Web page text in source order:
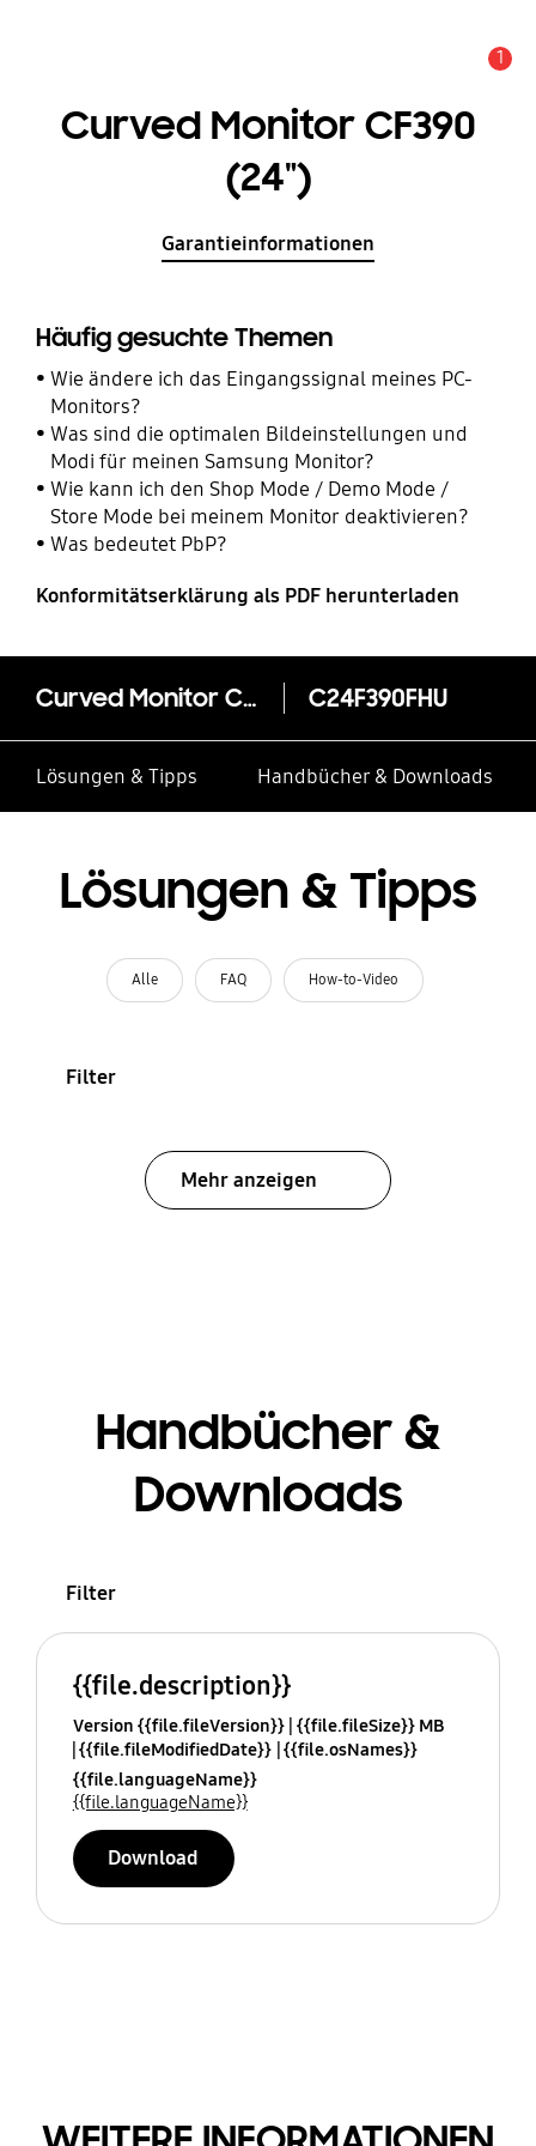
1
Curved Monitor CF390
(24")
Garantieinformationen
Häufig gesuchte Themen
Wie ändere ich das Eingangssignal meines PC-
Monitors?
Was sind die optimalen Bildeinstellungen und
Modi für meinen Samsung Monitor?
Wie kann ich den Shop Mode / Demo Mode /
Store Mode bei meinem Monitor deaktivieren?
Was bedeutet PbP?
Konformitätserklärung als PDF herunterladen
Curved Monitor CF390 (24") C24F390FHU
Lösungen & Tipps Handbücher & Downloads
Lösungen & Tipps
Alle FAQ How-to-Video
Filter
Mehr anzeigen
Handbücher &
Downloads
Filter
{{file.description}}
Version {{file.fileVersion}} {{file.fileSize}} MB
{{file.fileModifiedDate}} {{file.osNames}}
{{file.languageName}}
{{file.languageName}}
Download